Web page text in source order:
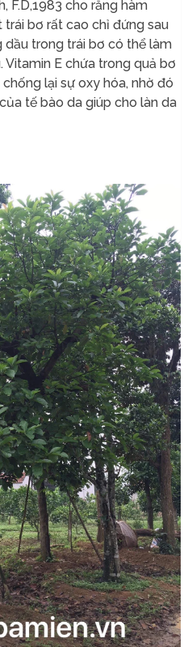
F.D,1983 cho rằng hàm
bơ rất cao chỉ đứng sau
dầu trong trái bơ có thể làm
E chứa trong quả bơ
lại sự oxy hóa, nhờ đó
tế bào da giúp cho làn da